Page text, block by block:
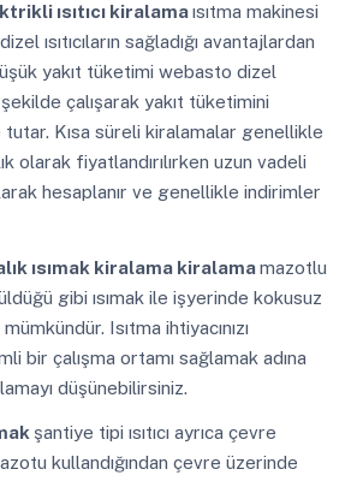
ısıtıcı kiralamaısıtma makinesi
ısıtıcıların sağladığı avantajlardan
yakıt tüketimi webasto dizel
şekilde çalışarak yakıt tüketimini
Kısa süreli kiralamalar genellikle
olarak fiyatlandırılırken uzun vadeli
hesaplanır ve genellikle indirimler
ısımak kiralama kiralamamazotlu
gibi ısımak ile işyerinde kokusuz
Isıtma ihtiyacınızı
bir çalışma ortamı sağlamak adına
düşünebilirsiniz.
şantiye tipi ısıtıcı ayrıca çevre
kullandığından çevre üzerinde